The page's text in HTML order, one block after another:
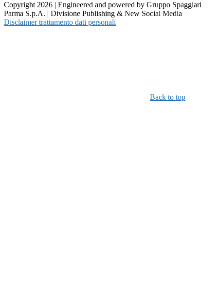
Copyright 2026 | Engineered and powered by Gruppo Spaggiari
Parma S.p.A. | Divisione Publishing & New Social Media
Disclaimer trattamento dati personali
Back to top